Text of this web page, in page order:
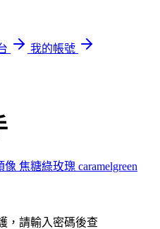
我的帳號
焦糖綠玫瑰 caramelgreen
，請輸入密碼後查